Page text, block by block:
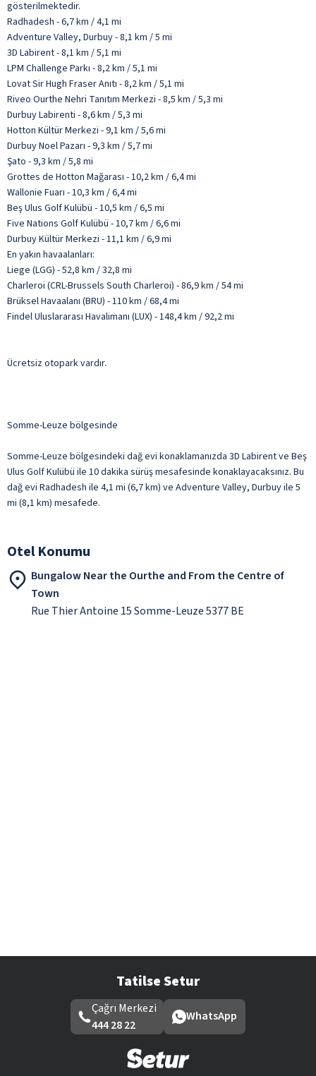
gösterilmektedir.
Radhadesh - 6,7 km / 4,1 mi
Adventure Valley, Durbuy - 8,1 km / 5 mi
3D Labirent - 8,1 km / 5,1 mi
LPM Challenge Parkı - 8,2 km / 5,1 mi
Lovat Sir Hugh Fraser Anıtı - 8,2 km / 5,1 mi
Riveo Ourthe Nehri Tanıtım Merkezi - 8,5 km / 5,3 mi
Durbuy Labirenti - 8,6 km / 5,3 mi
Hotton Kültür Merkezi - 9,1 km / 5,6 mi
Durbuy Noel Pazarı - 9,3 km / 5,7 mi
Şato - 9,3 km / 5,8 mi
Grottes de Hotton Mağarası - 10,2 km / 6,4 mi
Wallonie Fuarı - 10,3 km / 6,4 mi
Beş Ulus Golf Kulübü - 10,5 km / 6,5 mi
Five Nations Golf Kulübü - 10,7 km / 6,6 mi
Durbuy Kültür Merkezi - 11,1 km / 6,9 mi
En yakın havaalanları:
Liege (LGG) - 52,8 km / 32,8 mi
Charleroi (CRL-Brussels South Charleroi) - 86,9 km / 54 mi
Brüksel Havaalanı (BRU) - 110 km / 68,4 mi
Findel Uluslararası Havalimanı (LUX) - 148,4 km / 92,2 mi
Ücretsiz otopark vardır.
Somme-Leuze bölgesinde
Somme-Leuze bölgesindeki dağ evi konaklamanızda 3D Labirent ve Beş
Ulus Golf Kulübü ile 10 dakika sürüş mesafesinde konaklayacaksınız. Bu
dağ evi Radhadesh ile 4,1 mi (6,7 km) ve Adventure Valley, Durbuy ile 5
mi (8,1 km) mesafede.
Otel Konumu
Bungalow Near the Ourthe and From the Centre of
Town
Rue Thier Antoine 15 Somme-Leuze 5377 BE
Tatilse Setur
Çağrı Merkezi
444 28 22
WhatsApp